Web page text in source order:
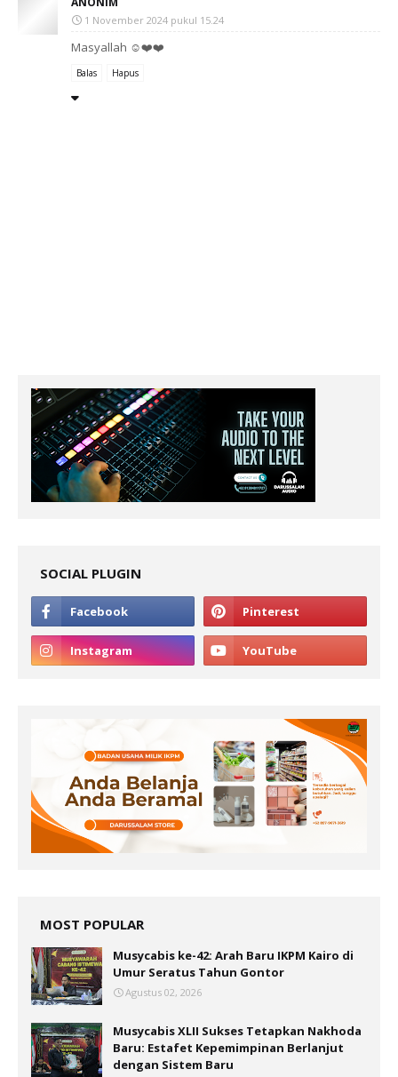
1 November 2024 pukul 15.24
Masyallah ☺️❤️❤️
Balas Hapus
SOCIAL PLUGIN
MOST POPULAR
Musycabis ke-42: Arah Baru IKPM Kairo di
Umur Seratus Tahun Gontor
Agustus 02, 2026
Musycabis XLII Sukses Tetapkan Nakhoda
Baru: Estafet Kepemimpinan Berlanjut
dengan Sistem Baru